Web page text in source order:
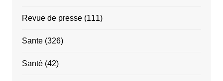
Revue de presse(111)
Sante(326)
Santé(42)